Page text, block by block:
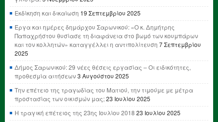
Εκδίκηση και δικαίωση 19 Σεπτεμβρίου 2025
Έργα και ημέρες δημάρχου Σαρωνικού: «Ο κ. Δημήτρης
Παπαχρήστου θυσίασε τη διαφάνεια στο βωμό των κουμπάρων
και τον κολλητών» καταγγέλλει η αντιπολίτευση 7 Σεπτεμβρίου
2025
Δήμος Σαρωνικού: 29 νέες θέσεις εργασίας – Οι ειδικότητες,
προθεσμία αιτήσεων3 Αυγούστου 2025
Την επέτειο της τραγωδίας του Ματιού, την τιμούμε με μέτρα
προστασίας των οικισμών μας;23 Ιουλίου 2025
Η τραγική επέτειος της 23ης Ιουλίου 2018 23 Ιουλίου 2025